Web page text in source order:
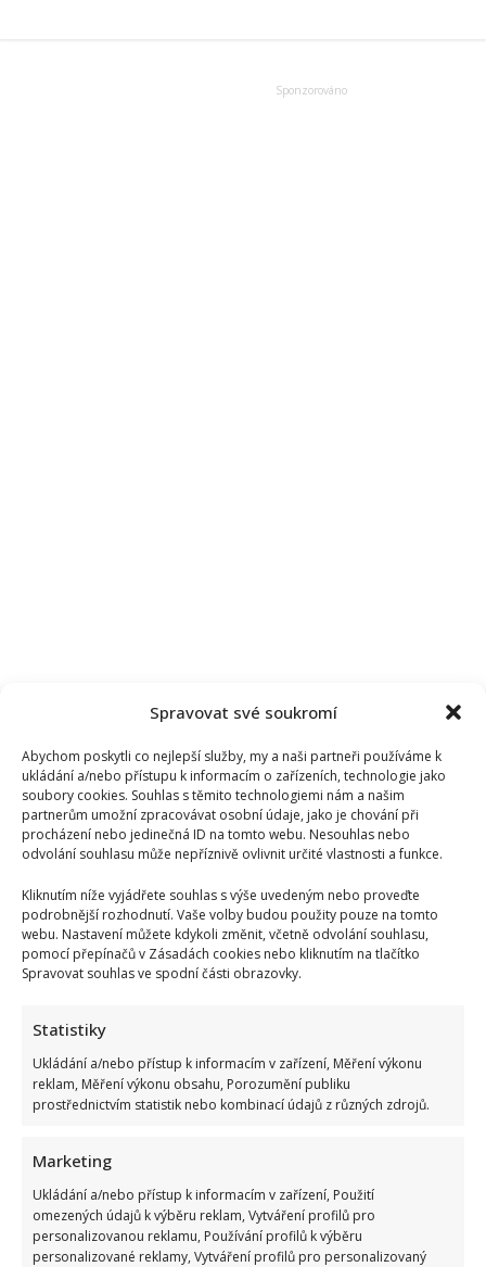
Spravovat své soukromí
Abychom poskytli co nejlepší služby, my a naši partneři používáme k
ukládání a/nebo přístupu k informacím o zařízeních, technologie jako
soubory cookies. Souhlas s těmito technologiemi nám a našim
partnerům umožní zpracovávat osobní údaje, jako je chování při
procházení nebo jedinečná ID na tomto webu. Nesouhlas nebo
odvolání souhlasu může nepříznivě ovlivnit určité vlastnosti a funkce.
Kliknutím níže vyjádřete souhlas s výše uvedeným nebo proveďte
podrobnější rozhodnutí. Vaše volby budou použity pouze na tomto
webu. Nastavení můžete kdykoli změnit, včetně odvolání souhlasu,
pomocí přepínačů v Zásadách cookies nebo kliknutím na tlačítko
Spravovat souhlas ve spodní části obrazovky.
Statistiky
Ukládání a/nebo přístup k informacím v zařízení, Měření výkonu
reklam, Měření výkonu obsahu, Porozumění publiku
prostřednictvím statistik nebo kombinací údajů z různých zdrojů.
Marketing
Ukládání a/nebo přístup k informacím v zařízení, Použití
omezených údajů k výběru reklam, Vytváření profilů pro
personalizovanou reklamu, Používání profilů k výběru
personalizované reklamy, Vytváření profilů pro personalizovaný
by se dostal k bankomatu pomocí 10 otázek
Tragický konec Františka Sahuly: Kytaristu Tří sester
mladíci ubili kvůli banálnímu sporu